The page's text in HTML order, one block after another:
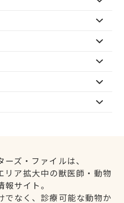
ズ・ファイルは、
リア拡大中の獣医師・動物
報サイト。
でなく、診療可能な動物か